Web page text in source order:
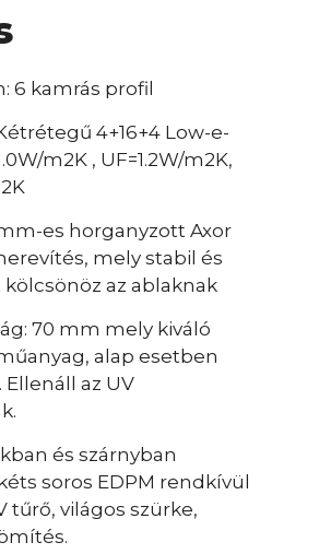
6 kamrás profil
4+16+4 Low-e-
m2K , UF=1.2W/m2K,
mm-es horganyzott Axor
mely stabil és
az ablaknak
70 mm mely kiváló
alap esetben
az UV
és szárnyban
soros EDPM rendkívül
tűrő, világos szürke,